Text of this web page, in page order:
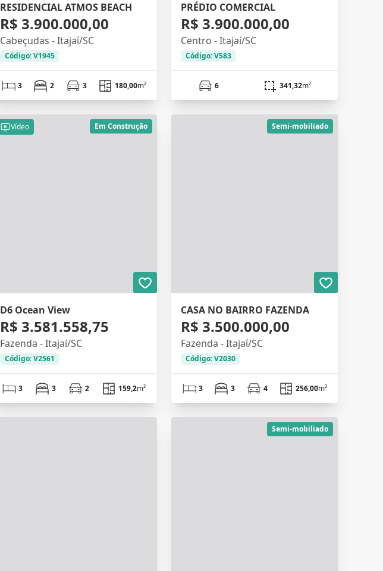
RESIDENCIAL ATMOS BEACH
R$ 3.900.000,00
Cabeçudas - Itajaí/SC
Código: V1945
3 2 3 180,00m²
PRÉDIO COMERCIAL
R$ 3.900.000,00
Centro - Itajaí/SC
Código: V583
6 341,32m²
Vídeo Em Construção
D6 Ocean View
R$ 3.581.558,75
Fazenda - Itajaí/SC
Código: V2561
3 3 2 159,2m²
Semi-mobiliado
CASA NO BAIRRO FAZENDA
R$ 3.500.000,00
Fazenda - Itajaí/SC
Código: V2030
3 3 4 256,00m²
Semi-mobiliado